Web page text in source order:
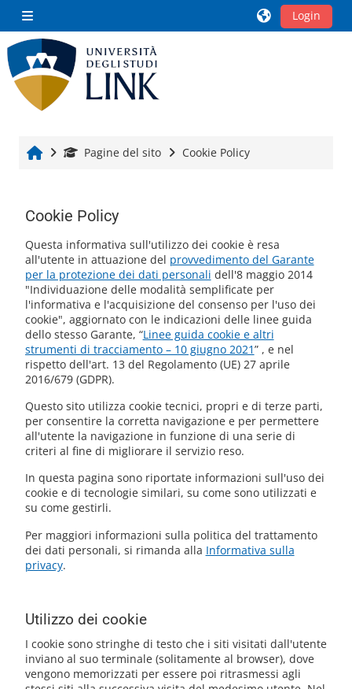
Pannello laterale
Login
HomePagine del sito Cookie Policy
Cookie Policy
Aggregazione dei criteri
Questa informativa sull'utilizzo dei cookie è resa
all'utente in attuazione del provvedimento del Garante
per la protezione dei dati personali dell'8 maggio 2014
"Individuazione delle modalità semplificate per
l'informativa e l'acquisizione del consenso per l'uso dei
cookie", aggiornato con le indicazioni delle linee guida
dello stesso Garante, “Linee guida cookie e altri
strumenti di tracciamento – 10 giugno 2021” , e nel
rispetto dell'art. 13 del Regolamento (UE) 27 aprile
2016/679 (GDPR).
Questo sito utilizza cookie tecnici, propri e di terze parti,
per consentire la corretta navigazione e per permettere
all'utente la navigazione in funzione di una serie di
criteri al fine di migliorare il servizio reso.
In questa pagina sono riportate informazioni sull'uso dei
cookie e di tecnologie similari, su come sono utilizzati e
su come gestirli.
Per maggiori informazioni sulla politica del trattamento
dei dati personali, si rimanda alla Informativa sulla
privacy.
Utilizzo dei cookie
I cookie sono stringhe di testo che i siti visitati dall'utente
inviano al suo terminale (solitamente al browser), dove
vengono memorizzati per essere poi ritrasmessi agli